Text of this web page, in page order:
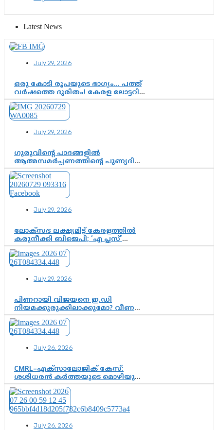
Latest News
July 29, 2026
ഒരു കോടി രൂപയുടെ ഭാഗ്യം… പത്ത്
വർഷത്തെ ദുരിതം! കേരള ലോട്ടറി
സംവിധാനത്തെ ചോദ്യം ചെയ്ത്
കോയയുടെ പോരാട്ടം
July 29, 2026
ഗുരുവിന്റെ പാദങ്ങളിൽ
ആത്മസമർപ്പണത്തിന്റെ പുണ്യദിനം;
മാതാ അമൃതാനന്ദമയി മഠത്തിൽ
ഭക്തിസാന്ദ്രമായി ഗുരുപൂർണിമ
ആഘോഷം
July 29, 2026
ലോക്സഭ ലക്ഷ്യമിട്ട് കേരളത്തിൽ
കരുനീക്കി ബിജെപി; ‘എ പ്ലസ്’
മണ്ഡലങ്ങളിൽ പ്രമുഖരെ ഇറക്കി
കേന്ദ്രനേതൃത്വം, തിരുവനന്തപുരത്ത്
രാജീവ് ചന്ദ്രശേഖർ, ആറ്റിങ്ങലിൽ
ശോഭാ സുരേന്ദ്രൻ..
July 29, 2026
പിണറായി വിജയനെ ഇ.ഡി
നിയമക്കുരുക്കിലാക്കുമോ? വീണ
വിജയൻ മാപ്പുസാക്ഷിയാകുമോ?
കർത്തയുടെ മൊഴി നിർണായക
വഴിത്തിരിവാകുമോ?
July 26, 2026
CMRL–എക്‌സാലോജിക് കേസ്:
ശശിധരൻ കർത്തയുടെ മൊഴിയുടെ
അടിസ്ഥാനത്തിൽ പിണറായി
വിജയനെ ചോദ്യം ചെയ്യുന്നതിൽ ഉടൻ
തീരുമാനം; വീണയ്‌ക്കെതിരെ
കൂടുതൽ തെളിവുകൾ പരിശോധിച്ച്
July 26, 2026